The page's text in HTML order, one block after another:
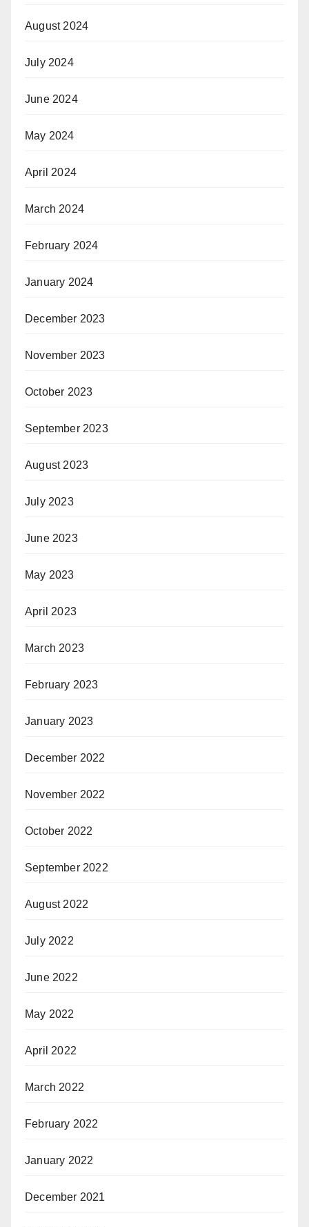
August 2024
July 2024
June 2024
May 2024
April 2024
March 2024
February 2024
January 2024
December 2023
November 2023
October 2023
September 2023
August 2023
July 2023
June 2023
May 2023
April 2023
March 2023
February 2023
January 2023
December 2022
November 2022
October 2022
September 2022
August 2022
July 2022
June 2022
May 2022
April 2022
March 2022
February 2022
January 2022
December 2021